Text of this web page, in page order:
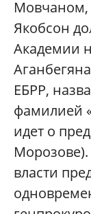
Мовчаном,
Якобсон
Академии
ЕБРР,
фамилией
идет о
Морозове).
власти